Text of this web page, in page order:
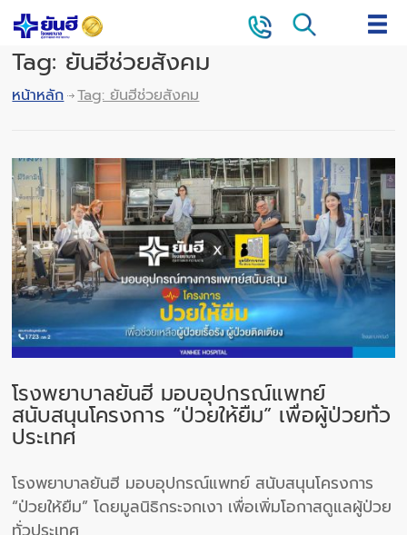
Tag: ยันฮีช่วยสังคม
หน้าหลัก Tag: ยันฮีช่วยสังคม
โรงพยาบาลยันฮี มอบอุปกรณ์แพทย์
สนับสนุนโครงการ “ป่วยให้ยืม” เพื่อผู้ป่วยทั่ว
ประเทศ
โรงพยาบาลยันฮี มอบอุปกรณ์แพทย์ สนับสนุนโครงการ
“ป่วยให้ยืม” โดยมูลนิธิกระจกเงา เพื่อเพิ่มโอกาสดูแลผู้ป่วย